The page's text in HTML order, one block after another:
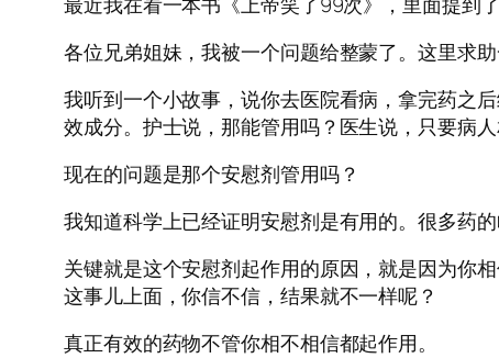
各位兄弟姐妹，我被一个问题给整蒙了。这里求助
我听到一个小故事，说你去医院看病，拿完药之
效成分。护士说，那能管用吗？医生说，只要病
现在的问题是那个安慰剂管用吗？
我知道科学上已经证明安慰剂是有用的。很多药
关键就是这个安慰剂起作用的原因，就是因为你
这事儿上面，你信不信，结果就不一样呢？
真正有效的药物不管你相不相信都起作用。